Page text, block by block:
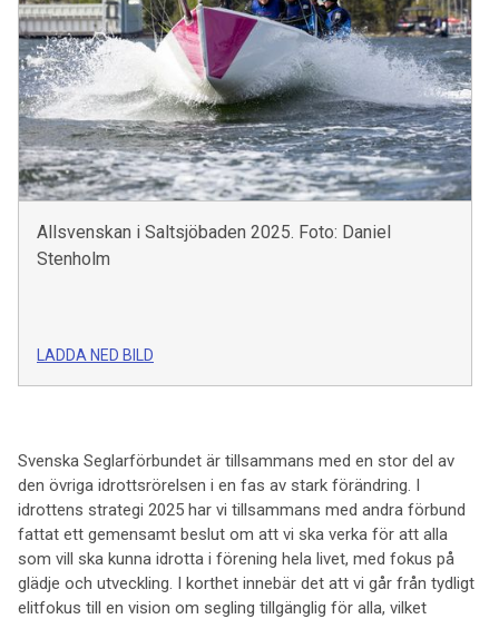
Allsvenskan i Saltsjöbaden 2025. Foto: Daniel
Stenholm
LADDA NED BILD
Svenska Seglarförbundet är tillsammans med en stor del av
den övriga idrottsrörelsen i en fas av stark förändring. I
idrottens strategi 2025 har vi tillsammans med andra förbund
fattat ett gemensamt beslut om att vi ska verka för att alla
som vill ska kunna idrotta i förening hela livet, med fokus på
glädje och utveckling. I korthet innebär det att vi går från tydligt
elitfokus till en vision om segling tillgänglig för alla, vilket